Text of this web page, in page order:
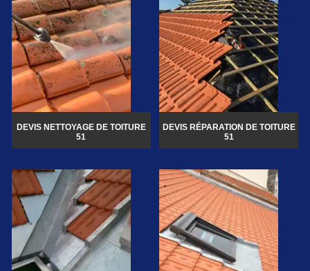
DEVIS NETTOYAGE DE TOITURE
51
DEVIS RÉPARATION DE TOITURE
51